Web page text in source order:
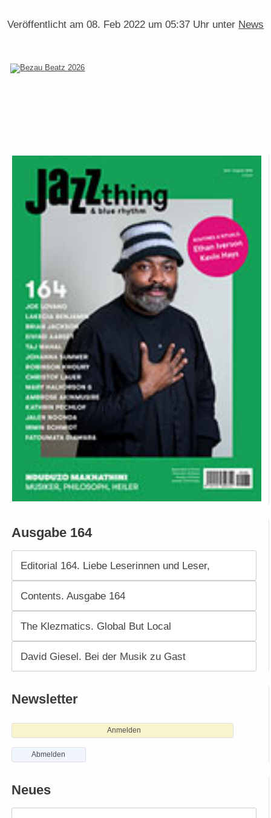
Veröffentlicht am08. Feb 2022 um 05:37 Uhr unter News
Ausgabe 164
Editorial 164. Liebe Leserinnen und Leser,
Contents. Ausgabe 164
The Klezmatics. Global But Local
David Giesel. Bei der Musik zu Gast
Newsletter
Anmelden
Abmelden
Neues